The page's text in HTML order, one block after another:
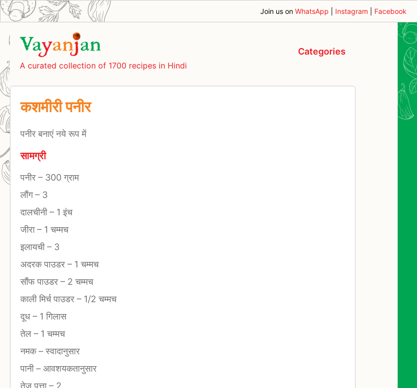
Join us on WhatsApp Instagram Facebook
A curated collection of 1700 recipes in Hindi
Categories
कशमीरी पनीर
पनीर बनाएं नये रूप में
सामग्री
पनीर – 300 ग्राम
लौंग– 3
दालचीनी– 1 इंच
जीरा– 1 चम्मच
इलायची– 3
अदरक पाउडर – 1 चम्मच
सौंफ पाउडर – 2 चम्मच
काली मिर्च पाउडर – 1/2 चम्मच
दूध – 1 गिलास
तेल – 1 चम्मच
नमक–स्वादानुसार
पानी– आवशयकतानुसार
तेज पत्ता– 2